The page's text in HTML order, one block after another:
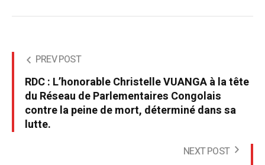
PREV POST
RDC : L’honorable Christelle VUANGA à la tête
du Réseau de Parlementaires Congolais
contre la peine de mort, déterminé dans sa
lutte.
NEXT POST